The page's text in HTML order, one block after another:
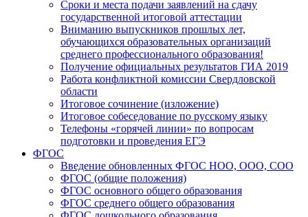
Сроки и места подачи заявлений на сдачу
государственной итоговой аттестации
Вниманию выпускников прошлых лет,
обучающихся образовательных организаций
среднего профессионального образования!
Получение официальных результатов ГИА 2019
Работа конфликтной комиссии Свердловской
области
Итоговое сочинение (изложение)
Итоговое собеседование по русскому языку
Телефоны «горячей линии» по вопросам
подготовки и проведения ЕГЭ
ФГОС
Введение обновленных ФГОС НОО, ООО, СОО
ФГОС (общие положения)
ФГОС основного общего образования
ФГОС среднего общего образования